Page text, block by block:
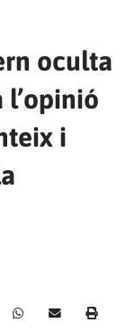
oculta
i